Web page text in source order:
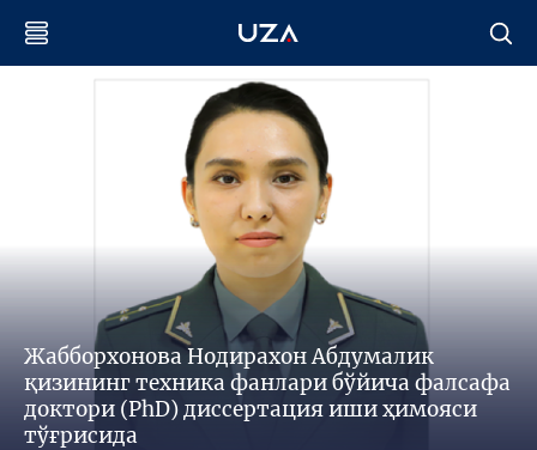
Жабборхонова Нодирахон Aбдумалик
қизининг техника фанлари бўйича фалсафа
доктори (PhD) диссертация иши ҳимояси
тўғрисида